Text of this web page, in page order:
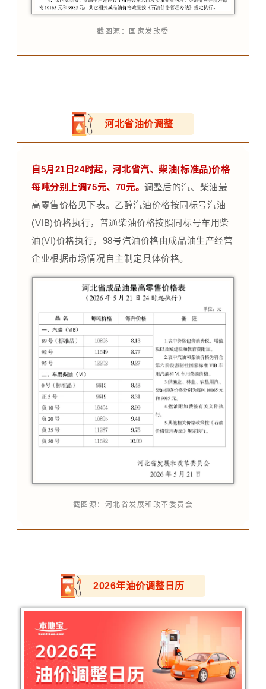
截图源：国家发改委
河北省油价调整
自5月21日24时起，河北省汽、柴油(标准品)价格
每吨分别上调75元、70元。调整后的汽、柴油最
高零售价格见下表。乙醇汽油价格按同标号汽油
(VIB)价格执行，普通柴油价格按照同标号车用柴
油(VI)价格执行，98号汽油价格由成品油生产经营
企业根据市场情况自主制定具体价格。
截图源：河北省发展和改革委员会
2026年油价调整日历